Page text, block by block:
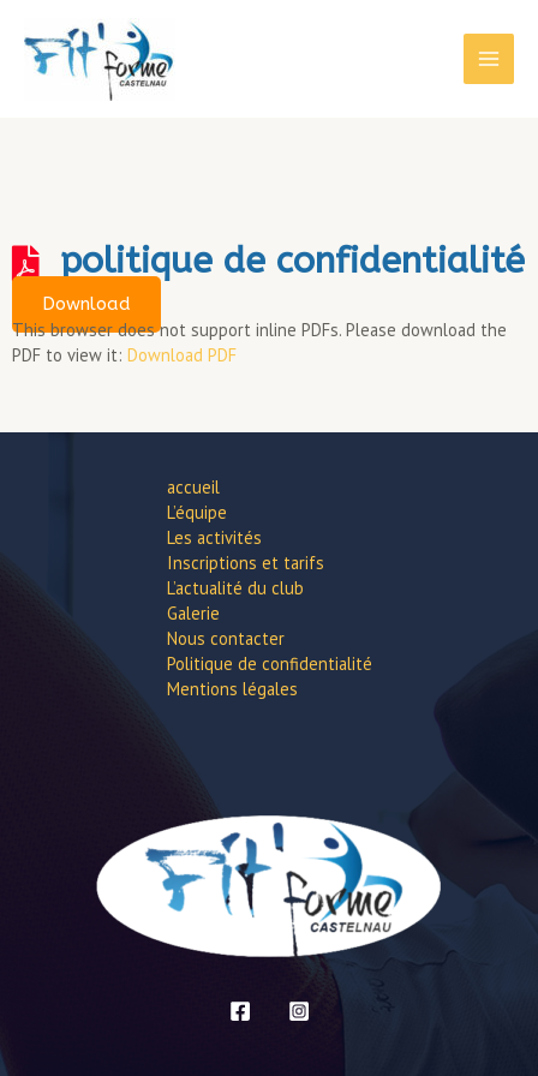
politique de confidentialité
Download
This browser does not support inline PDFs. Please download the
PDF to view it: Download PDF
accueil
L’équipe
Les activités
Inscriptions et tarifs
L’actualité du club
Galerie
Nous contacter
Politique de confidentialité
Mentions légales